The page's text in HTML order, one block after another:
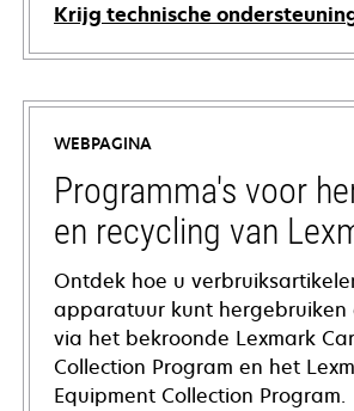
Krijg technische
opens
in
new
tab
WEBPAGINA
Programma's voor
en recycling van
Ontdek hoe u
apparatuur kunt hergebruiken
via het bekroonde Lexmark
Collection Program en het
Equipment Collection Program.